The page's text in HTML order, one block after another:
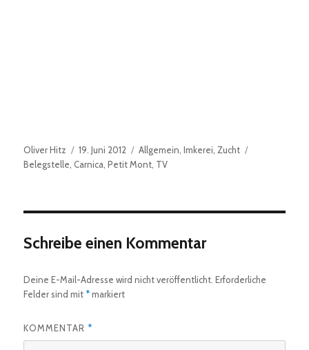
Autor
Oliver Hitz
Veröffentlicht
am
19. Juni 2012 Kategorien
Allgemein ,Imkerei Zucht
Belegstelle Carnica ,Petit Mont TV
Schreibe einen Kommentar
Deine E-Mail-Adresse wird nicht veröffentlicht. Erforderliche
Felder sind mit *markiert
KOMMENTAR *